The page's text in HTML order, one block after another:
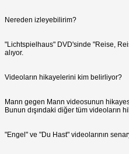
Nereden izleyebilirim?
"Lichtspielhaus" DVD'sinde "Reise,
alıyor.
Videoların hikayelerini kim belirliyor?
Mann gegen Mann videosunun
Bunun dışındaki diğer tüm videoların
"Engel" ve "Du Hast" videolarının